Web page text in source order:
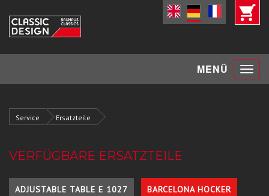
MENÜ Toggle
Service Ersatzteile
VERFÜGBARE ERSATZTEILE
ADJUSTABLE TABLE E 1027 BARCELONA HOCKER